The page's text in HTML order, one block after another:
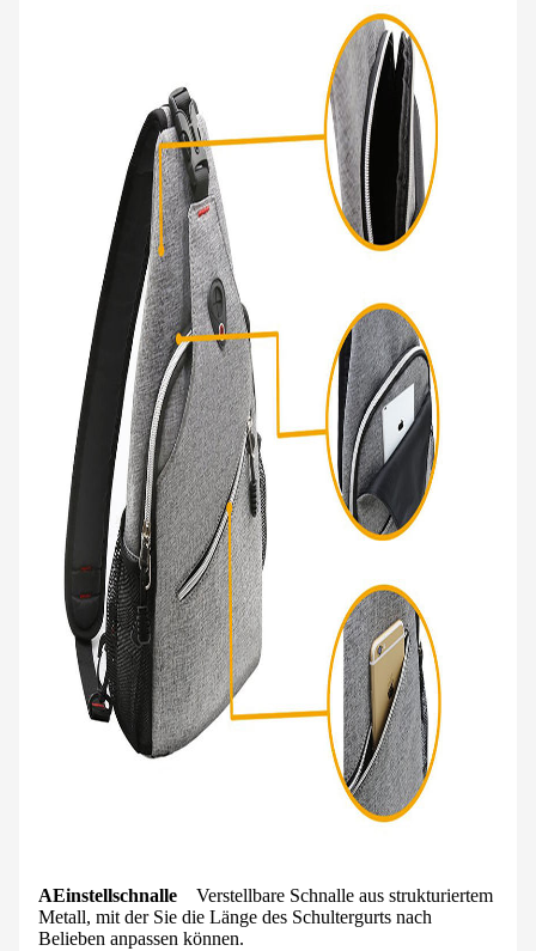
AEinstellschnalle Verstellbare Schnalle aus strukturiertem
Metall, mit der Sie die Länge des Schultergurts nach
Belieben anpassen können.